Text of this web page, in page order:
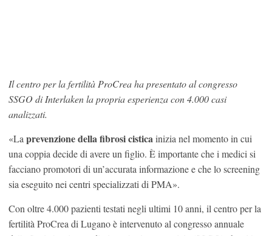
Il centro per la fertilità ProCrea ha presentato al congresso
SSGO di Interlaken la propria esperienza con 4.000 casi
analizzati.
«La prevenzione della fibrosi cisticainizia nel momento in cui
una coppia decide di avere un figlio. È importante che i medici si
facciano promotori di un’accurata informazione e che lo screening
sia eseguito nei centri specializzati di PMA».
Con oltre 4.000 pazienti testati negli ultimi 10 anni, il centro per la
fertilità ProCrea di Lugano è intervenuto al congresso annuale